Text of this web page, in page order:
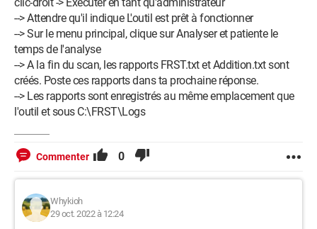
--> Attendre qu'il indique L'outil est prêt à fonctionner
--> Sur le menu principal, clique sur Analyser et patiente le
temps de l'analyse
--> A la fin du scan, les rapports FRST.txt et Addition.txt sont
créés. Poste ces rapports dans ta prochaine réponse.
--> Les rapports sont enregistrés au même emplacement que
l'outil et sous C:\FRST\Logs
Commenter 0
Whykioh
29 oct. 2022 à 12:24